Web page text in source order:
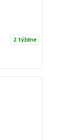
2 týždne